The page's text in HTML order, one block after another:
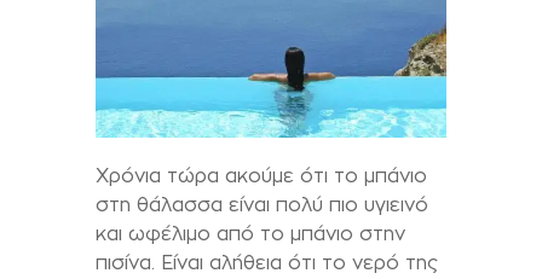
Χρόνια τώρα ακούμε ότι το μπάνιο
στη θάλασσα είναι πολύ πιο υγιεινό
και ωφέλιμο από το μπάνιο στην
πισίνα. Είναι αλήθεια ότι το νερό της